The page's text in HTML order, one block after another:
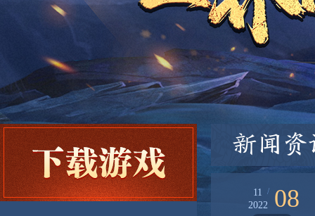
新闻资
11
2022
08
/